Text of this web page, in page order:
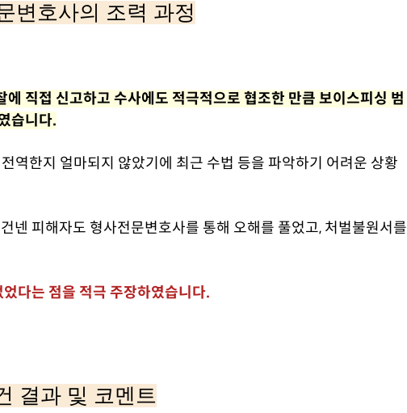
변호사의 조력 과정
직접 신고하고 수사에도 적극적으로 협조한 만큼 보이스피싱 범
습니다.
역한지 얼마되지 않았기에 최근 수법 등을 파악하기 어려운 상황
넨 피해자도 형사전문변호사를 통해 오해를 풀었고, 처벌불원서를
다는 점을 적극 주장하였습니다.
결과 및 코멘트